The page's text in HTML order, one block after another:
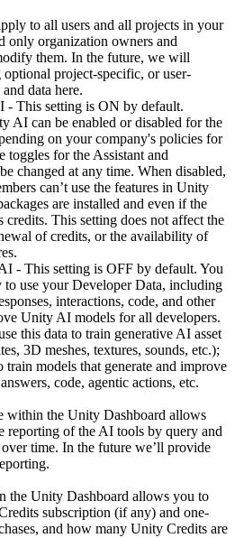
to all users and all projects in your
only organization owners and
them. In the future, we will
optional project-specific, or user-
data here.
- This setting is ON by default.
AI can be enabled or disabled for the
on your company's policies for
toggles for the Assistant and
changed at any time. When disabled,
can’t use the features in Unity
are installed and even if the
credits. This setting does not affect the
of credits, or the availability of
- This setting is OFF by default. You
use your Developer Data, including
interactions, code, and other
Unity AI models for all developers.
this data to train generative AI asset
3D meshes, textures, sounds, etc.);
train models that generate and improve
code, agentic actions, etc.
within the Unity Dashboard allows
reporting of the AI tools by query and
time. In the future we’ll provide
the Unity Dashboard allows you to
subscription (if any) and one-
and how many Unity Credits are